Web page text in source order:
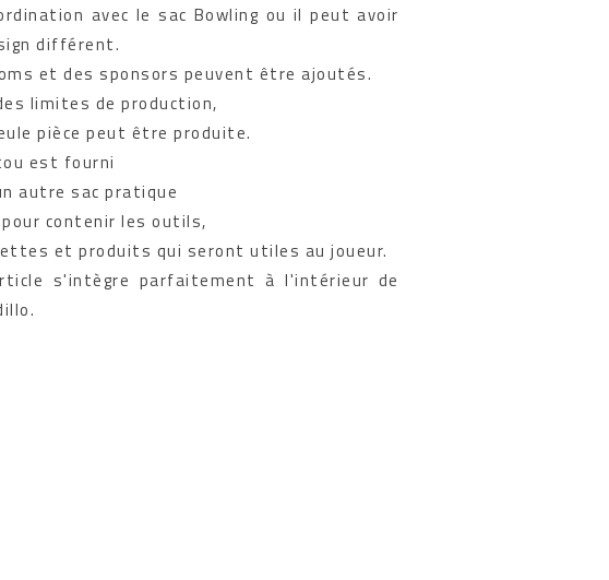
avec le sac Bowling ou il peut avoir
différent.
et des sponsors peuvent être ajoutés.
limites de production,
pièce peut être produite.
est fourni
autre sac pratique
pour contenir les outils,
et produits qui seront utiles au joueur.
s'intègre parfaitement à l'intérieur de